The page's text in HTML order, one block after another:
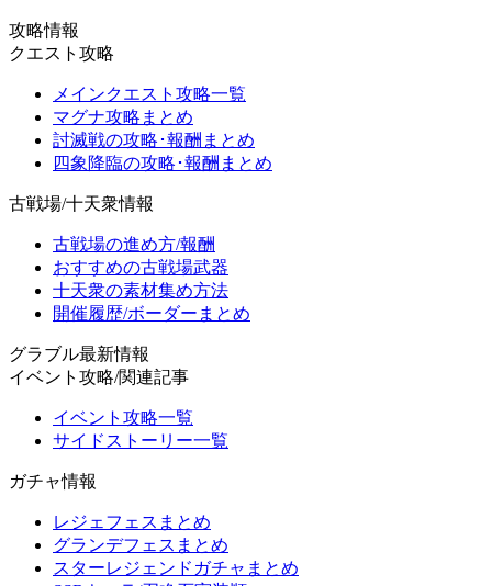
攻略情報
クエスト攻略
メインクエスト攻略一覧
マグナ攻略まとめ
討滅戦の攻略･報酬まとめ
四象降臨の攻略･報酬まとめ
古戦場/十天衆情報
古戦場の進め方/報酬
おすすめの古戦場武器
十天衆の素材集め方法
開催履歴/ボーダーまとめ
グラブル最新情報
イベント攻略/関連記事
イベント攻略一覧
サイドストーリー一覧
ガチャ情報
レジェフェスまとめ
グランデフェスまとめ
スターレジェンドガチャまとめ